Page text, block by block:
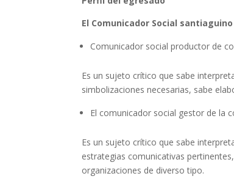
El Comunicador Social
Comunicador social productor de
Es un sujeto crítico que sabe
simbolizaciones necesarias, sabe
El comunicador social gestor de la
Es un sujeto crítico que sabe
estrategias comunicativas
organizaciones de diverso tipo.